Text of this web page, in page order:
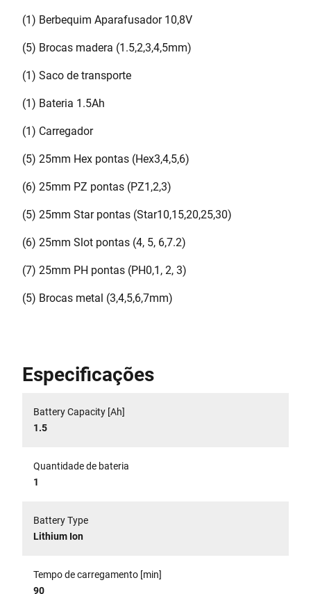
(1) Berbequim Aparafusador 10,8V
(5) Brocas madera (1.5,2,3,4,5mm)
(1) Saco de transporte
(1) Bateria 1.5Ah
(1) Carregador
(5) 25mm Hex pontas (Hex3,4,5,6)
(6) 25mm PZ pontas (PZ1,2,3)
(5) 25mm Star pontas (Star10,15,20,25,30)
(6) 25mm Slot pontas (4, 5, 6,7.2)
(7) 25mm PH pontas (PH0,1, 2, 3)
(5) Brocas metal (3,4,5,6,7mm)
Especificações
Battery Capacity [Ah]
1.5
Quantidade de bateria
1
Battery Type
Lithium Ion
Tempo de carregamento [min]
90